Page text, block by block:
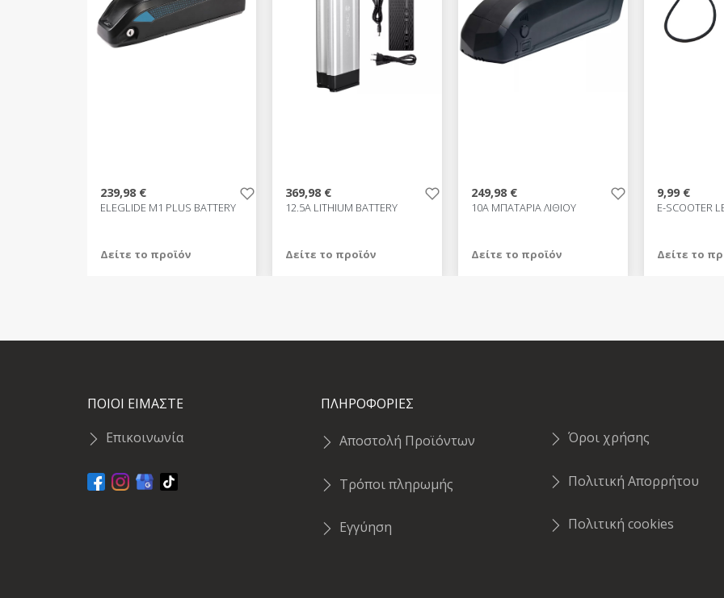
239,98 €
ELEGLIDE M1 PLUS BATTERY
Δείτε το προϊόν
369,98 €
12.5A LITHIUM BATTERY
Δείτε το προϊόν
249,98 €
10A ΜΠΑΤΑΡΙΑ ΛΙΘΙΟΥ
Δείτε το προϊόν
9,99 €
E-SCOOTER
Δείτε το
ΠΟΙΟΙ ΕΙΜΑΣΤΕ
Επικοινωνία
ΠΛΗΡΟΦΟΡΙΕΣ
Αποστολή Προϊόντων
Τρόποι πληρωμής
Εγγύηση
Όροι χρήσης
Πολιτική Απορρήτου
Πολιτική cookies